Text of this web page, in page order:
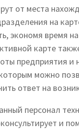
от места
на
экономя время
карте
предприятия и
можно
ответ на
персонал
и